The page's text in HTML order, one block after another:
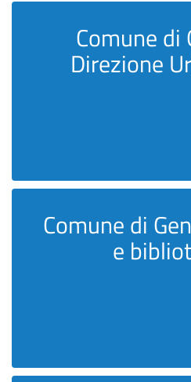
Comune di
Direzione
Comune di
e